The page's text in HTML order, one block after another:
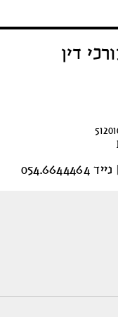
דין